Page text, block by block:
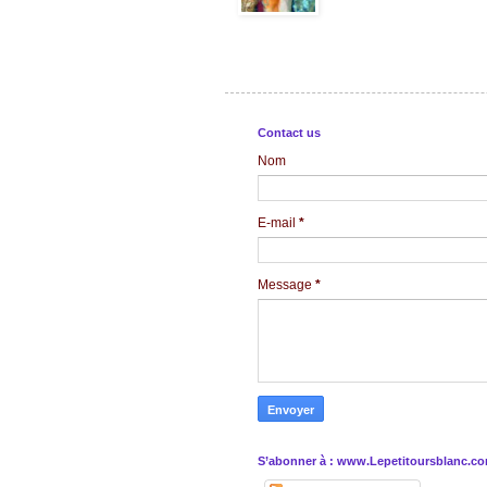
Contact us
Nom
E-mail *
Message *
S’abonner à :